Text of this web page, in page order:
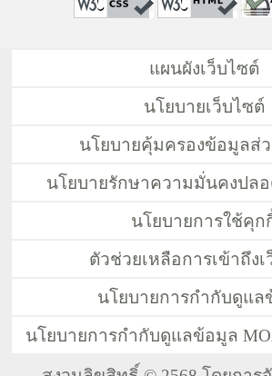
แผนผังเว็บไซต์
นโยบายเว็บไซต์
นโยบายคุ้มครองข้อมูลส่
นโยบายรักษาความมั่นคงปล
นโยบายการใช้คุก
ตัวช่วยเหลือการเข้าถึง
นโยบายการกำกับดูแล
นโยบายการกำกับดูแลข้อมูล